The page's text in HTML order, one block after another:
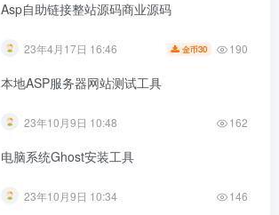
Asp自助链接整站源码商业源码
23年4月17日 16:46 金币30 190
本地ASP服务器网站测试工具
23年10月9日 10:48 162
电脑系统Ghost安装工具
23年10月9日 10:34 146